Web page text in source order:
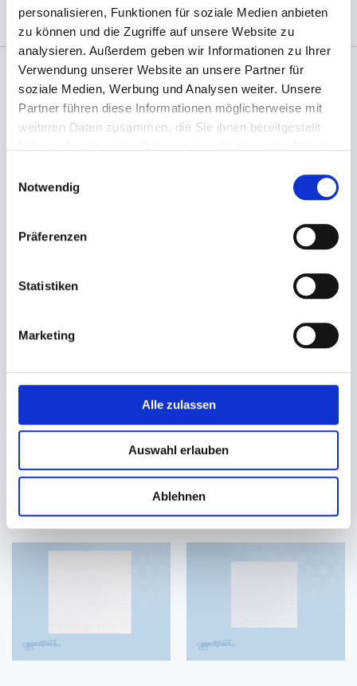
personalisieren, Funktionen für soziale Medien anbieten
zu können und die Zugriffe auf unsere Website zu
analysieren. Außerdem geben wir Informationen zu Ihrer
Verwendung unserer Website an unsere Partner für
soziale Medien, Werbung und Analysen weiter. Unsere
Partner führen diese Informationen möglicherweise mit
weiteren Daten zusammen, die Sie ihnen bereitgestellt
Notwendig
Präferenzen
Statistiken
Marketing
Alle zulassen
Auswahl erlauben
Ablehnen
Angaben zur Informationspflichten der GPSR
Produktsicherheitsverordnung:packpack.de GmbH, Am
Bullhamm 24-26, D-26441 Jever, info@packpack.de
Zelltuch 2-lagig natur
16,3x24cm EcoNatural 216 TN
42,30 €
Zelltuch 2-lagig natur
36,40 €